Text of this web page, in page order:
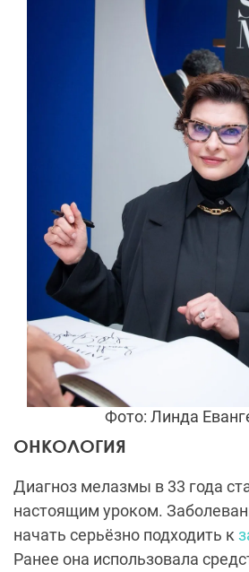
Фото: Линда
ОНКОЛОГИЯ
Диагноз мелазмы в 33 года
настоящим уроком.
начать серьёзно подходить к
Ранее она использовала